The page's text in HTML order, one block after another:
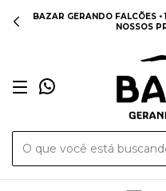
BAZAR GERANDO FALCÕES
NOSSOS